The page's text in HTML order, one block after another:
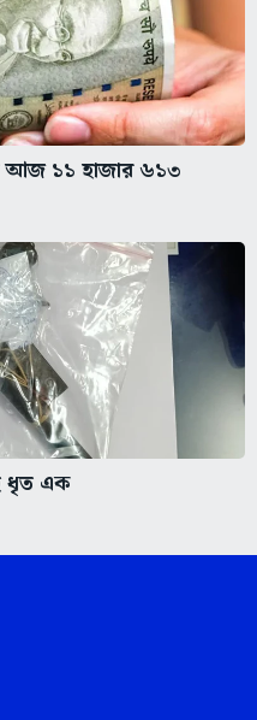
১১ হাজার ৬১৩
ধৃত এক